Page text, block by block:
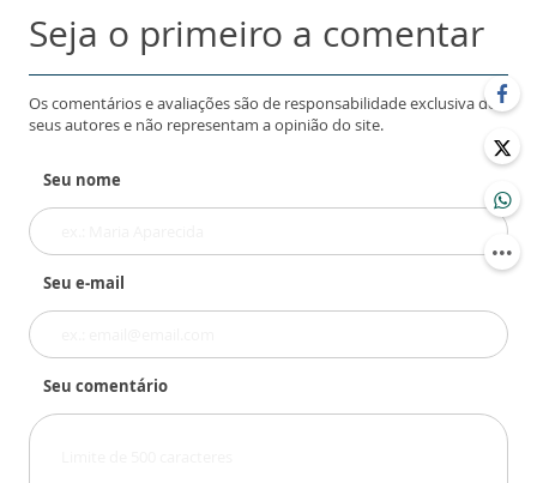
Seja o primeiro a comentar
Os comentários e avaliações são de responsabilidade exclusiva de
seus autores e não representam a opinião do site.
Seu nome
Seu e-mail
Seu comentário